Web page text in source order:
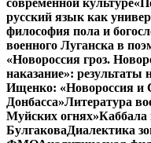
современной культуре
русский язык как
философия пола и
военного Луганска в
«Новороссия гроз.
наказание»: результаты
Ищенко: «Новороссия и
Донбасса»Литература
Муйских огнях»Каббала
БулгаковаДиалектика